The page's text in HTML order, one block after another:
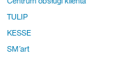
TULIP
KESSE
SM´art